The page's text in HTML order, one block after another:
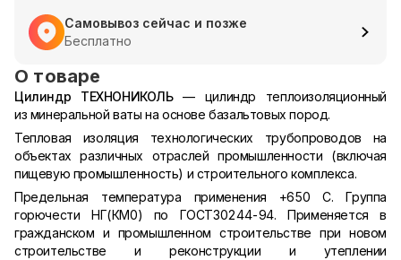
Самовывоз сейчас и позже
Бесплатно
О товаре
Цилиндр ТЕХНОНИКОЛЬ— цилиндр теплоизоляционный
из минеральной ваты на основе базальтовых пород.
Тепловая изоляция технологических трубопроводов на
объектах различных отраслей промышленности (включая
пищевую промышленность) и строительного комплекса.
Предельная температура применения +650 С. Группа
горючести НГ(КМ0) по ГОСТ30244-94. Применяется в
гражданском и промышленном строительстве при новом
строительстве и реконструкции и утеплении